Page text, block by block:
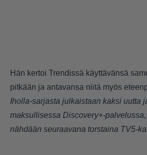
Hän kertoi Trendissä käyttävänsä
pitkään ja antavansa niitä myös
Iholla-sarjasta julkaistaan kaksi uutta
maksullisessa Discovery+-
nähdään seuraavana torstaina TV5-